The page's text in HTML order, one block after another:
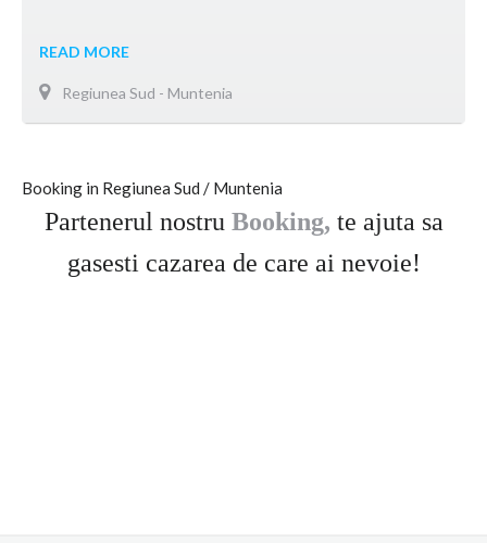
READ MORE
Regiunea Sud - Muntenia
Booking in Regiunea Sud / Muntenia
Partenerul nostru Booking, te ajuta sa
gasesti cazarea de care ai nevoie!